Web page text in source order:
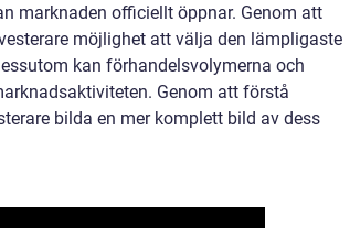
marknaden officiellt öppnar. Genom att
möjlighet att välja den lämpligaste
kan förhandelsvolymerna och
Genom att förstå
bilda en mer komplett bild av dess